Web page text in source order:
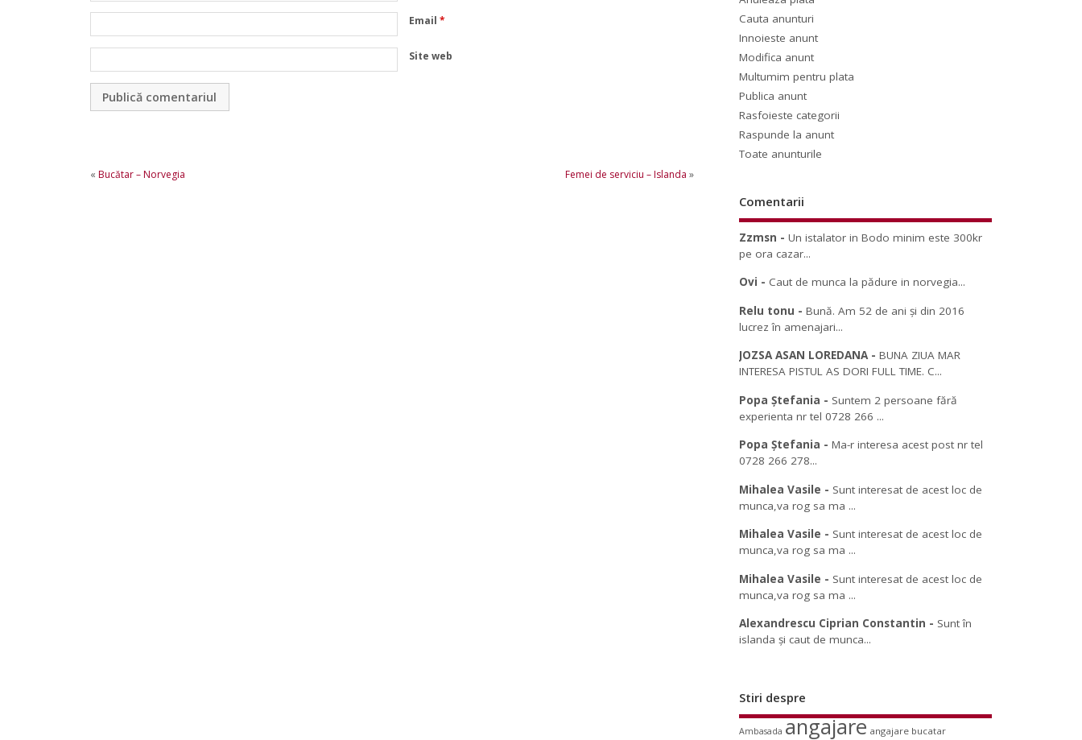
Email *
Site web
« Bucătar – Norvegia Femei de serviciu – Islanda »
Cauta anunturi
Innoieste anunt
Modifica anunt
Multumim pentru plata
Publica anunt
Rasfoieste categorii
Raspunde la anunt
Toate anunturile
Comentarii
Zzmsn -Un istalator in Bodo minim este 300kr
pe ora cazar...
Ovi - Caut de munca la pădure in norvegia...
Relu tonu -Bună. Am 52 de ani și din 2016
lucrez în amenajari...
JOZSA ASAN LOREDANA-BUNA ZIUA MAR
INTERESA PISTUL AS DORI FULL TIME. C...
Popa Ștefania - Suntem 2 persoane fără
experienta nr tel 0728 266 ...
Popa Ștefania -Ma-r interesa acest post nr tel
0728 266 278...
Mihalea Vasile - Sunt interesat de acest loc de
munca,va rog sa ma ...
Mihalea Vasile - Sunt interesat de acest loc de
munca,va rog sa ma ...
Mihalea Vasile - Sunt interesat de acest loc de
munca,va rog sa ma ...
Alexandrescu Ciprian Constantin - Sunt în
islanda și caut de munca...
Stiri despre
Ambasada angajare angajare bucatar